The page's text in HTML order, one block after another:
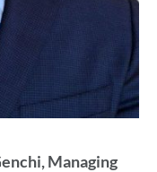
Managing